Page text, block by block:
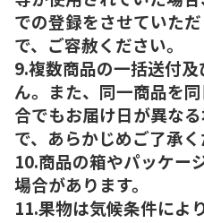
での登録をさせていた
で、ご容赦ください。
9.複数商品の一括送付
ん。また、同一商品を
合でもお届け日が異な
で、あらかじめご了承く
10.商品の箱やパッケー
場合があります。
11.果物は気候条件によ